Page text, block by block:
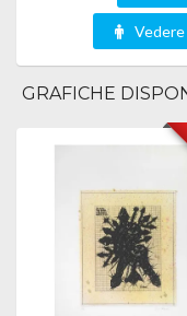
GRAFICHE